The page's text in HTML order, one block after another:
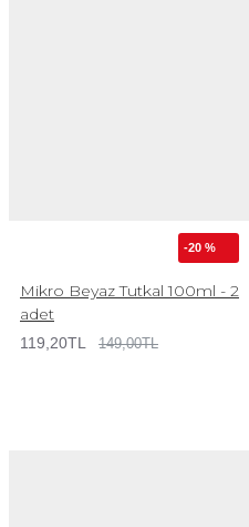
-20 %
Mikro Beyaz Tutkal 100ml - 2
adet
119,20TL 149,00TL